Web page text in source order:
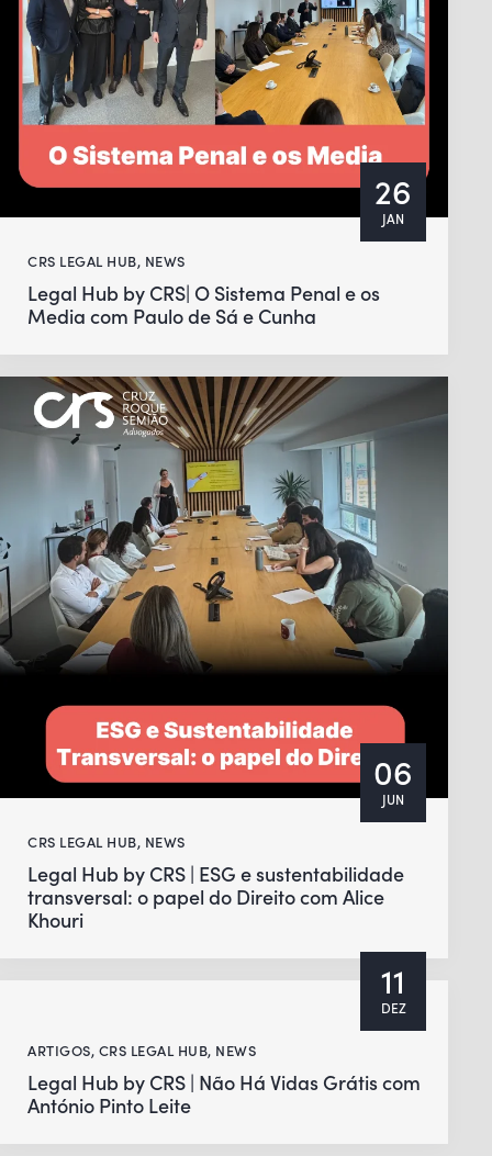
26
JAN
CRS LEGAL HUB, NEWS
Legal Hub by CRS| O Sistema Penal e os
Media com Paulo de Sá e Cunha
06
JUN
CRS LEGAL HUB, NEWS
Legal Hub by CRS | ESG e sustentabilidade
transversal: o papel do Direito com Alice
Khouri
11
DEZ
ARTIGOS, CRS LEGAL HUB, NEWS
Legal Hub by CRS | Não Há Vidas Grátis com
António Pinto Leite